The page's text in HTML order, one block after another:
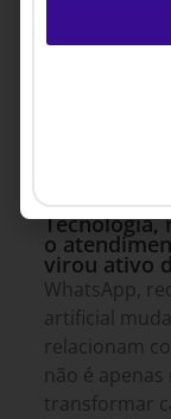
INOVAÇÃO &
Tecnologia,
o
virou ativo
WhatsApp,
artificial
relacionam
não é
transformar